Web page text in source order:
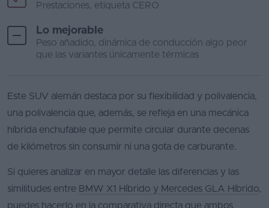
Prestaciones, etiqueta CERO
Lo mejorable
Peso añadido, dinámica de conducción algo peor
que las variantes únicamente térmicas
Este SUV alemán destaca por su flexibilidad y polivalencia,
una polivalencia que, además, se refleja en una mecánica
híbrida enchufable que permite circular durante decenas
de kilómetros sin consumir ni una gota de carburante.
Si quieres analizar en mayor detalle las diferencias y las
similitudes entre BMW X1 Híbrido y Mercedes GLA Híbrido,
puedes hacerlo en la comparativa directa que ambos